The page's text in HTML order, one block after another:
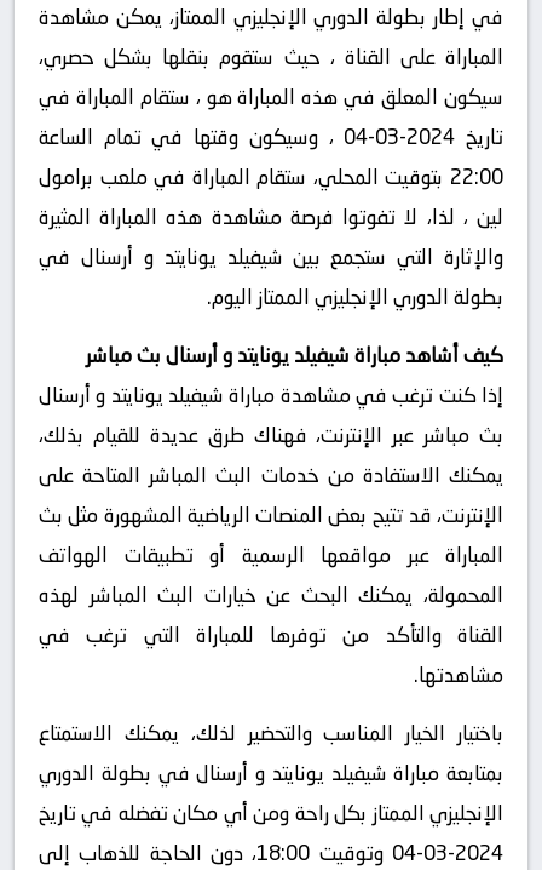
في إطار بطولة الدوري الإنجليزي الممتاز، يمكن مشاهدة
المباراة على القناة ، حيث ستقوم بنقلها بشكل حصري،
سيكون المعلق في هذه المباراة هو ، ستقام المباراة في
تاريخ 2024-03-04 ، وسيكون وقتها في تمام الساعة
22:00 بتوقيت المحلي، ستقام المباراة في ملعب برامول
لين ، لذا، لا تفوتوا فرصة مشاهدة هذه المباراة المثيرة
والإثارة التي ستجمع بين شيفيلد يونايتد و أرسنال في
بطولة الدوري الإنجليزي الممتاز اليوم.
كيف أشاهد مباراة شيفيلد يونايتد و أرسنال بث مباشر
إذا كنت ترغب في مشاهدة مباراة شيفيلد يونايتد و أرسنال
بث مباشر عبر الإنترنت، فهناك طرق عديدة للقيام بذلك،
يمكنك الاستفادة من خدمات البث المباشر المتاحة على
الإنترنت، قد تتيح بعض المنصات الرياضية المشهورة مثل بث
المباراة عبر مواقعها الرسمية أو تطبيقات الهواتف
المحمولة، يمكنك البحث عن خيارات البث المباشر لهذه
القناة والتأكد من توفرها للمباراة التي ترغب في
مشاهدتها.
باختيار الخيار المناسب والتحضير لذلك، يمكنك الاستمتاع
بمتابعة مباراة شيفيلد يونايتد و أرسنال في بطولة الدوري
الإنجليزي الممتاز بكل راحة ومن أي مكان تفضله في تاريخ
2024-03-04 وتوقيت 18:00، دون الحاجة للذهاب إلى